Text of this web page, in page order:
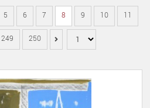
5 6 7 8 9 10 11
249 250